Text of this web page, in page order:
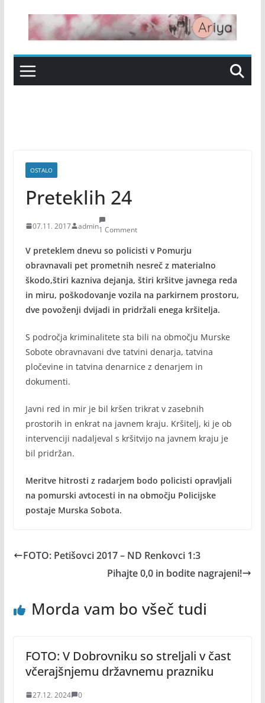
content
OSTALO
Preteklih 24
07.11. 2017 admin1 Comment
V preteklem dnevu so policisti v Pomurju
obravnavali pet prometnih nesreč z materialno
škodo,štiri kazniva dejanja, štiri kršitve javnega reda
in miru, poškodovanje vozila na parkirnem prostoru,
dve povoženji dvijadi in pridržali enega kršitelja.
S področja kriminalitete sta bili na območju Murske
Sobote obravnavani dve tatvini denarja, tatvina
pločevine in tatvina denarnice z denarjem in
dokumenti.
Javni red in mir je bil kršen trikrat v zasebnih
prostorih in enkrat na javnem kraju. Kršitelj, ki je ob
intervenciji nadaljeval s kršitvijo na javnem kraju je
bil pridržan.
Meritve hitrosti z radarjem bodo policisti opravljali
na pomurski avtocesti in na območju Policijske
postaje Murska Sobota.
FOTO: Petišovci 2017 – ND Renkovci 1:3
Pihajte 0,0 in bodite nagrajeni!
Morda vam bo všeč tudi
FOTO: V Dobrovniku so streljali v čast
včerajšnjemu državnemu prazniku
27.12. 2024 0